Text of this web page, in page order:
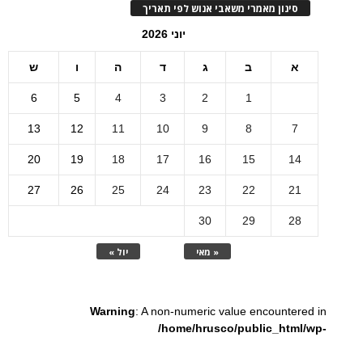
סינון מאמרי משאבי אנוש לפי תאריך
יוני 2026
א ב ג ד ה ו ש
« מאי יול »
1
2
3
4
5
6
7
8
9
10
11
12
13
14
15
16
17
18
19
20
21
22
23
24
25
26
27
28
29
30
Warning: A non-numeric value encountered in
/home/hrusco/public_html/wp-